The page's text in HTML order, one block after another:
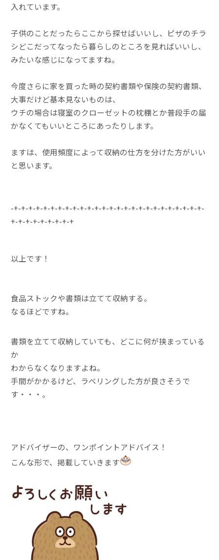
入れています。
子供のことだったらここから探せばいいし、ピザのチラ
シどこだってなったら暮らしのところを見ればいいし、
みたいな感じになってますね。
今度さらに家を買った時の契約書類や保険の契約書類、
大事だけど基本見ないものは、
ウチの場合は寝室のクローゼットの枕棚とか普段手の届
かなくてもいいところにあったりします。
ますは、使用頻度によって収納の仕方を分けた方がいい
と思います。
-+-+-+-+-+-+-+-+-+-+-+-+-+-+-+-+-+-+-+-+-+-+-+-+-+-+-
+-+-+-+-+-+-+-+-+
以上です！
食品ストックや書類は立てて収納する。
なるほどですね。
書類を立てて収納していても、どこに何が挟まっている
か
わからなくなりますよね。
手間がかかるけど、ラベリングした方が良さそうで
す・・・。
アドバイザーの、ワンポイントアドバイス！
こんな形で、掲載していきます